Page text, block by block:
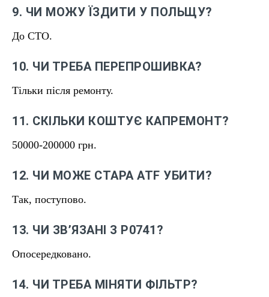
9. ЧИ МОЖУ ЇЗДИТИ У ПОЛЬЩУ?
До СТО.
10. ЧИ ТРЕБА ПЕРЕПРОШИВКА?
Тільки після ремонту.
11. СКІЛЬКИ КОШТУЄ КАПРЕМОНТ?
50000-200000 грн.
12. ЧИ МОЖЕ СТАРА ATF УБИТИ?
Так, поступово.
13. ЧИ ЗВʼЯЗАНІ З P0741?
Опосередковано.
14. ЧИ ТРЕБА МІНЯТИ ФІЛЬТР?